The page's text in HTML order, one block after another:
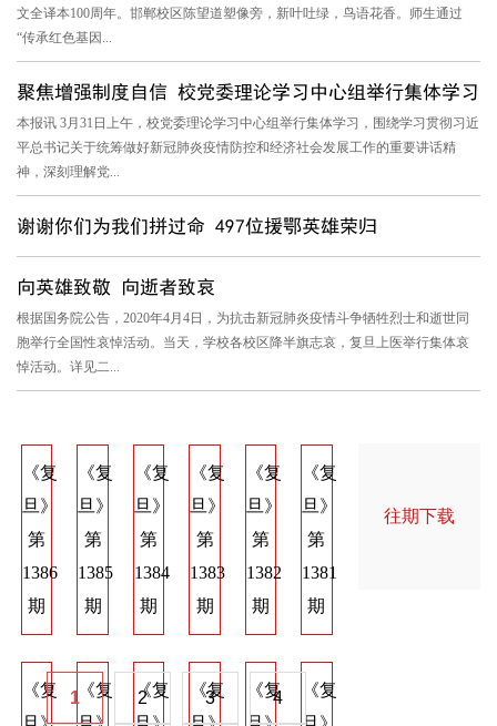
文全译本100周年。邯郸校区陈望道塑像旁，新叶吐绿，鸟语花香。师生通过
“传承红色基因...
聚焦增强制度自信 校党委理论学习中心组举行集体学习
本报讯 3月31日上午，校党委理论学习中心组举行集体学习，围绕学习贯彻习近
平总书记关于统筹做好新冠肺炎疫情防控和经济社会发展工作的重要讲话精
神，深刻理解党...
谢谢你们为我们拼过命 497位援鄂英雄荣归
向英雄致敬 向逝者致哀
根据国务院公告，2020年4月4日，为抗击新冠肺炎疫情斗争牺牲烈士和逝世同
胞举行全国性哀悼活动。当天，学校各校区降半旗志哀，复旦上医举行集体哀
悼活动。详见二...
《复
旦》
第
1386
期
《复
旦》
第
1385
期
《复
旦》
第
1384
期
《复
旦》
第
1383
期
《复
旦》
第
1382
期
《复
旦》
第
1381
期
《复
《复
《复
《复
《复
《复
旦》
1 2 3 4
往期下载